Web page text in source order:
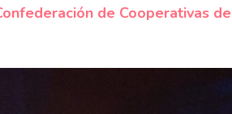
de Cooperativas de